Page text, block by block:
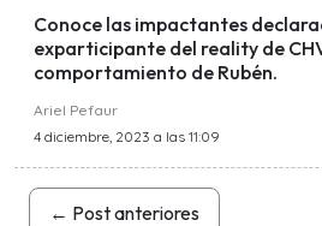
Conoce las impactantes
exparticipante del reality de
comportamiento de Rubén.
Ariel Pefaur
4 diciembre, 2023 a las 11:09
← Post anteriores